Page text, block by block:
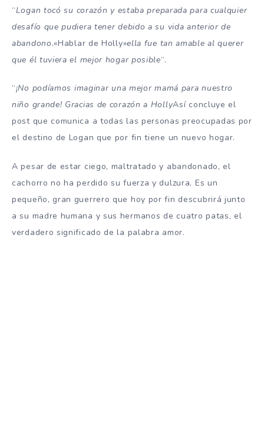
“Logan tocó su corazón y estaba preparada para cualquier
desafío que pudiera tener debido a su vida anterior de
abandono.«Hablar de Holly»ella fue tan amable al querer
que él tuviera el mejor hogar posible“.
“¡No podíamos imaginar una mejor mamá para nuestro
niño grande! Gracias de corazón a HollyAsí concluye el
post que comunica a todas las personas preocupadas por
el destino de Logan que por fin tiene un nuevo hogar.
A pesar de estar ciego, maltratado y abandonado, el
cachorro no ha perdido su fuerza y ​​dulzura. Es un
pequeño, gran guerrero que hoy por fin descubrirá junto
a su madre humana y sus hermanos de cuatro patas, el
verdadero significado de la palabra amor.